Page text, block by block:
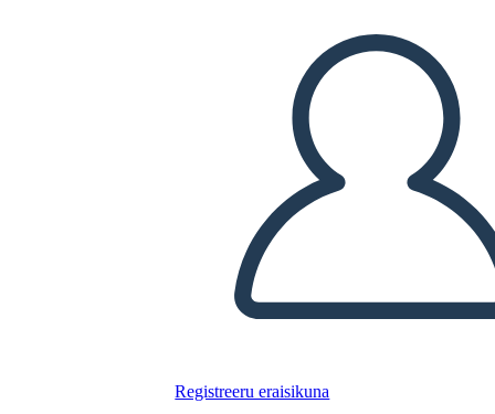
Registreeru eraisikuna
LUUA STORYBOARD
ESITA SLAIDIESITLUST
LOE MULLE